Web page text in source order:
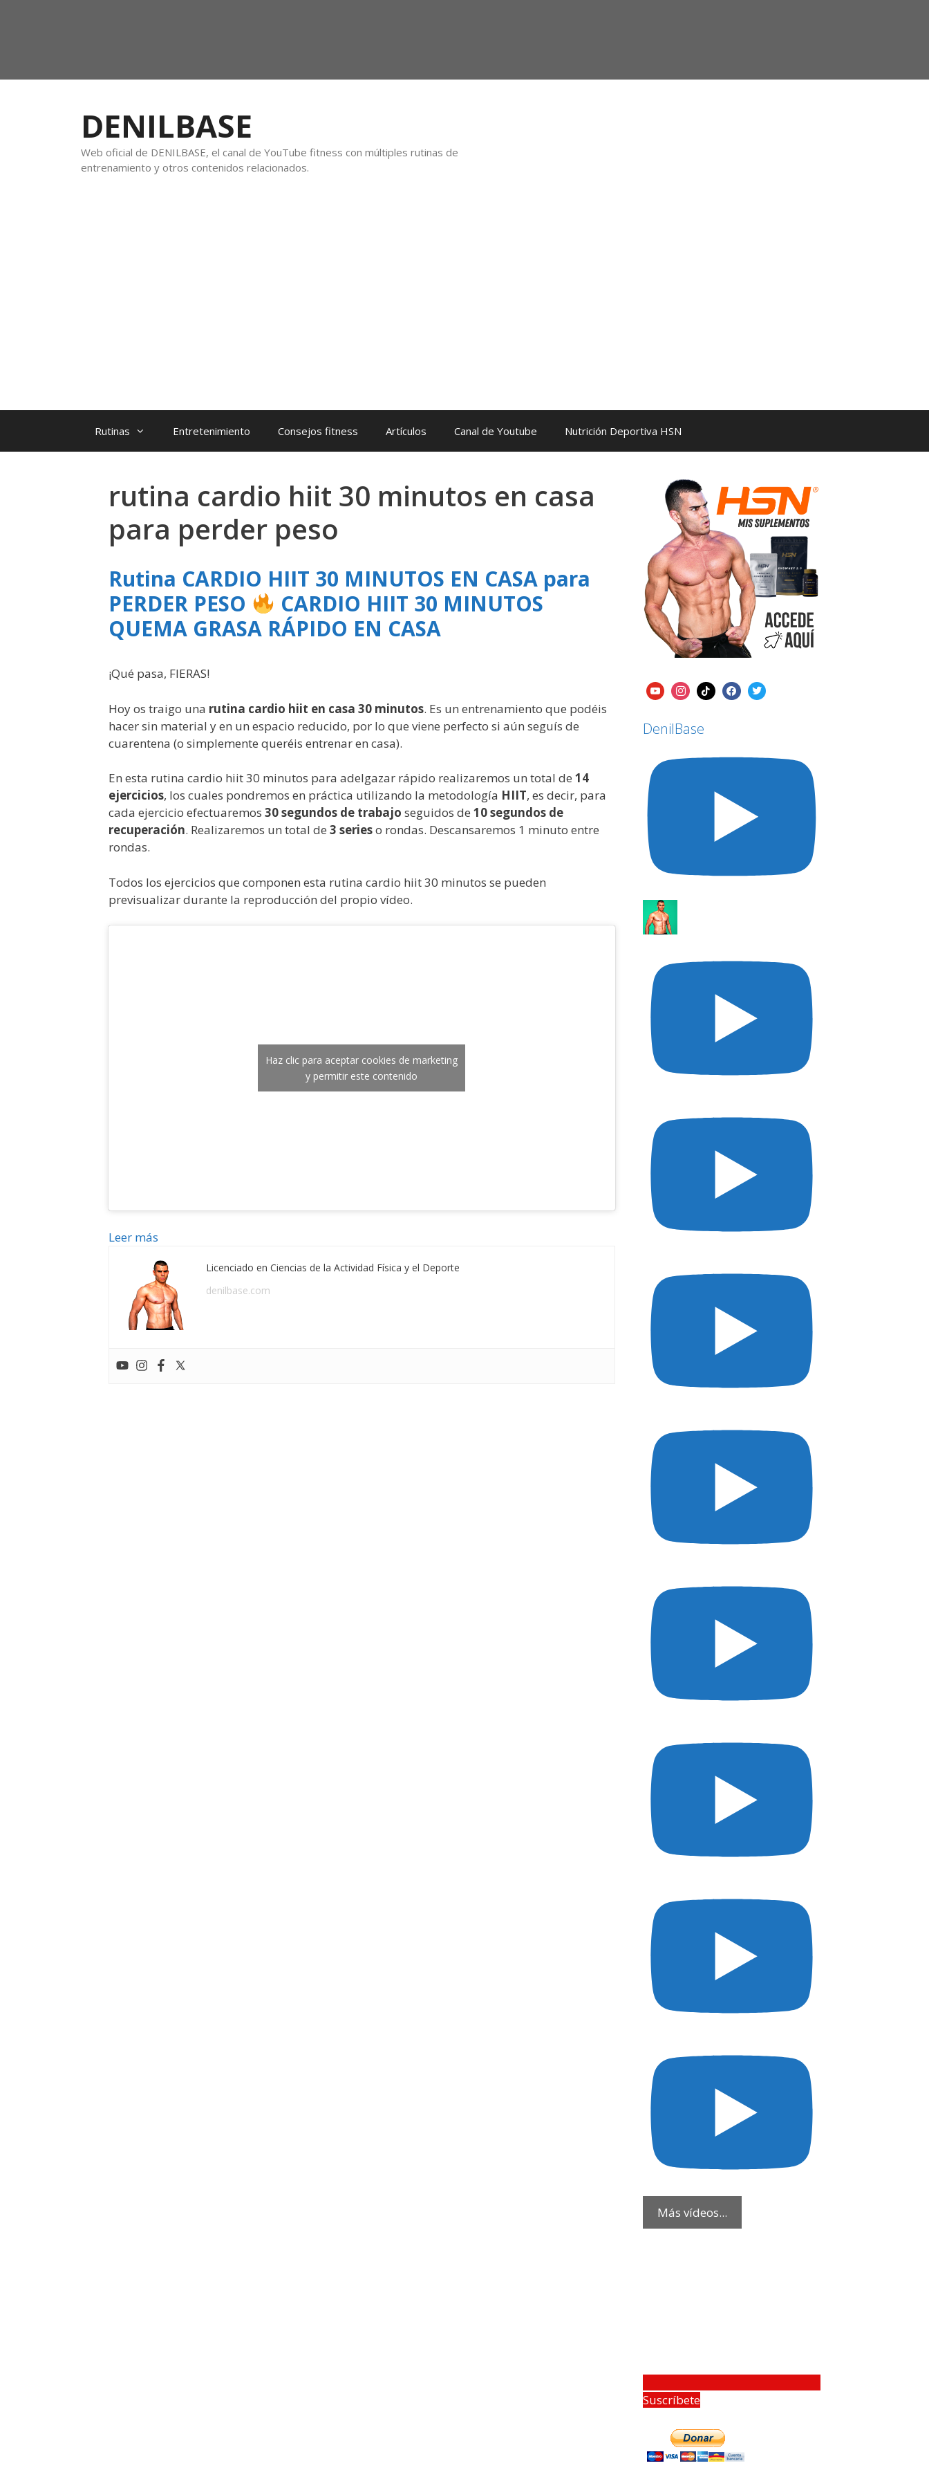
DENILBASE
Web oficial de DENILBASE, el canal de YouTube fitness con múltiples rutinas de
entrenamiento y otros contenidos relacionados.
Rutinas Entretenimiento Consejos fitness Artículos Canal de Youtube Nutrición Deportiva HSN
rutina cardio hiit 30 minutos en casa
para perder peso
Rutina CARDIO HIIT 30 MINUTOS EN CASA para
PERDER PESO
CARDIO HIIT 30 MINUTOS
QUEMA GRASA RÁPIDO EN CASA
¡Qué pasa, FIERAS!
Hoy os traigo una rutina cardio hiit en casa 30 minutos. Es un entrenamiento que podéis
hacer sin material y en un espacio reducido, por lo que viene perfecto si aún seguís de
cuarentena (o simplemente queréis entrenar en casa).
En esta rutina cardio hiit 30 minutos para adelgazar rápido realizaremos un total de 14
ejercicios, los cuales pondremos en práctica utilizando la metodología HIIT, es decir, para
cada ejercicio efectuaremos 30 segundos de trabajo seguidos de 10 segundos de
recuperación. Realizaremos un total de 3 serieso rondas. Descansaremos 1 minuto entre
rondas.
Todos los ejercicios que componen esta rutina cardio hiit 30 minutos se pueden
previsualizar durante la reproducción del propio vídeo.
Haz clic para aceptar cookies de marketing
y permitir este contenido
Leer más
Licenciado en Ciencias de la Actividad Física y el Deporte
denilbase.com
DenilBase
Más vídeos...
Suscríbete